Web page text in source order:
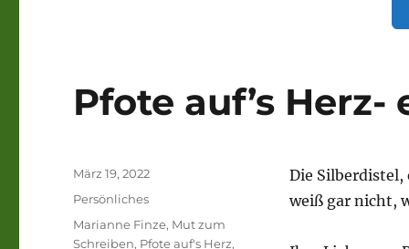
Pfote auf’s Herz-
Die Silberdistel,
weiß gar nicht,
Veröffentlicht
März 19, 2022
Kategorien
Persönliches
Schlagwörter
Marianne Finze, Mut zum
Schreiben, Pfote auf's Herz,